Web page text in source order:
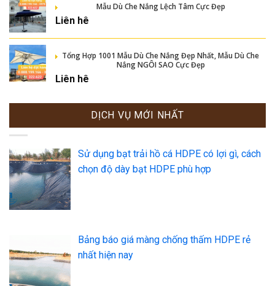
Mẫu Dù Che Nắng Lệch Tâm Cực Đẹp
Liên hê
Tổng Hợp 1001 Mẫu Dù Che Nắng Đẹp Nhất, Mẫu Dù Che
Nắng NGÔI SAO Cực Đẹp
Liên hê
DỊCH VỤ MỚI NHẤT
Sử dụng bạt trải hồ cá HDPE có lợi gì, cách
chọn độ dày bạt HDPE phù hợp
Bảng báo giá màng chống thấm HDPE rẻ
nhất hiện nay